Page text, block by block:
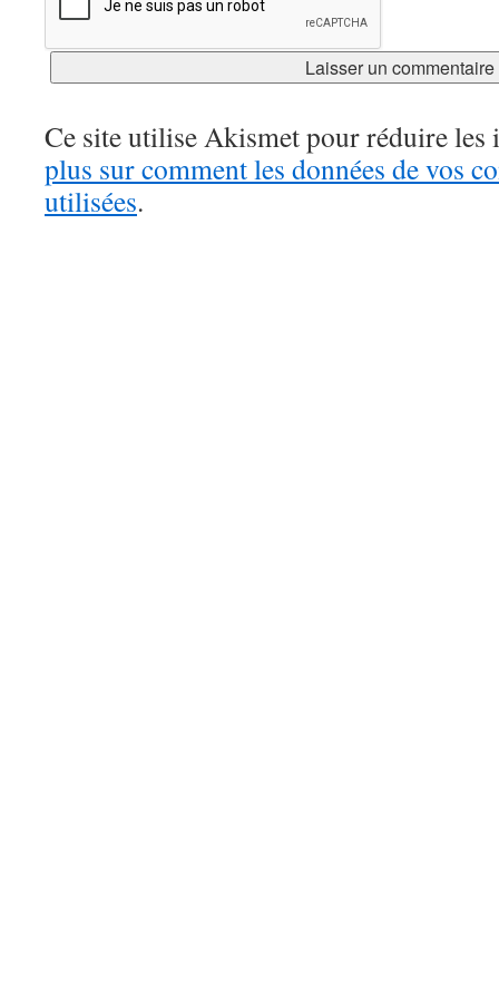
Ce site utilise Akismet pour réduire les
plus sur comment les données de vos
utilisées.